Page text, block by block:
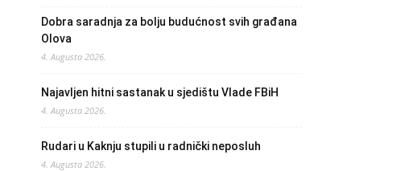
Dobra saradnja za bolju budućnost svih građana
Olova
4. Augusta 2026.
Najavljen hitni sastanak u sjedištu Vlade FBiH
4. Augusta 2026.
Rudari u Kaknju stupili u radnički neposluh
4. Augusta 2026.